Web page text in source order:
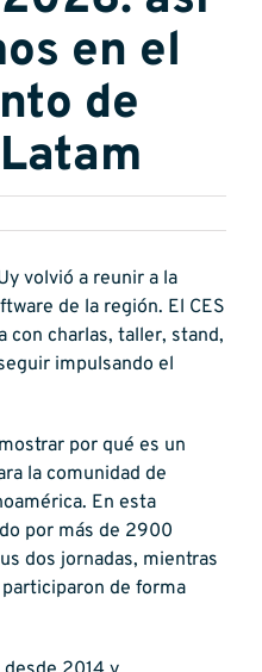
en el
de
volvió a reunir a la
de la región. El CES
con charlas, taller, stand,
impulsando el
por qué es un
la comunidad de
En esta
por más de 2900
dos jornadas, mientras
de forma